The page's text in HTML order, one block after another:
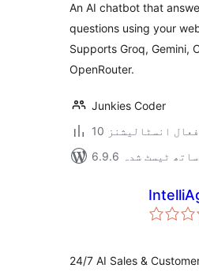
An AI chatbot that
questions using your
Supports Groq, Gemini,
OpenRouter.
Junkies Coder
فعال انسٹالیشنز
کے ساتھ ٹیسٹ شدہ
24/7 AI Sales &